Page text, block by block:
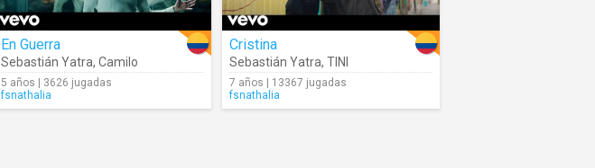
En Guerra
Sebastián Yatra, Camilo
5 años | 3626 jugadas
fsnathalia
Cristina
Sebastián Yatra, TINI
7 años | 13367 jugadas
fsnathalia